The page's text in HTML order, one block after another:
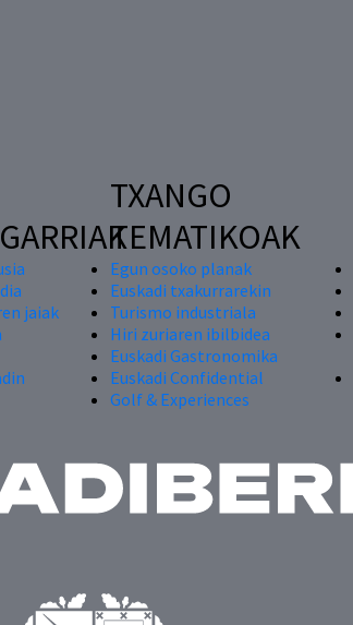
jaiak
TXANGO
TEMATIKOAK
Egun osoko planak
Euskadi txakurrarekin
Turismo industriala
Hiri zuriaren ibilbidea
Euskadi Gastronomika
Euskadi Confidential
Golf & Experiences